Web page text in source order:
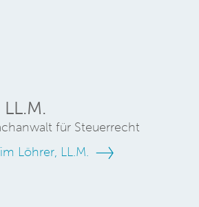
für Steuerrecht
Löhrer, LL.M.